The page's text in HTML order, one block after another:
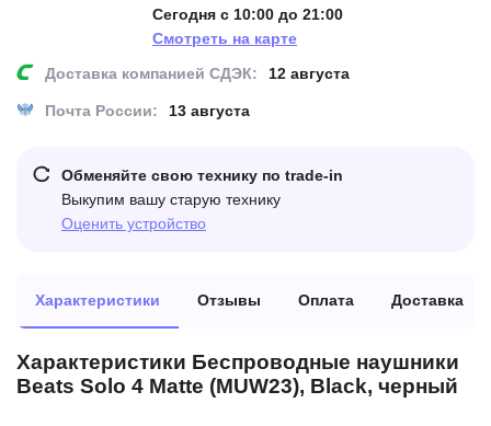
Сегодня с 10:00 до 21:00
Смотреть на карте
Доставка компанией СДЭК:
12 августа
Почта России: 13 августа
Обменяйте свою технику по trade-in
Выкупим вашу старую технику
Оценить устройство
Характеристики Отзывы Оплата Доставка
Характеристики Беспроводные наушники
Beats Solo 4 Matte (MUW23), Black, черный